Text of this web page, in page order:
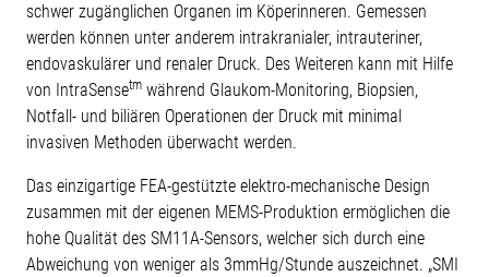
schwer zugänglichen Organen im Köperinneren. Gemessen
werden können unter anderem intrakranialer, intrauteriner,
endovaskulärer und renaler Druck. Des Weiteren kann mit Hilfe
von IntraSensetm während Glaukom-Monitoring, Biopsien,
Notfall- und biliären Operationen der Druck mit minimal
invasiven Methoden überwacht werden.
Das einzigartige FEA-gestützte elektro-mechanische Design
zusammen mit der eigenen MEMS-Produktion ermöglichen die
hohe Qualität des SM11A-Sensors, welcher sich durch eine
Abweichung von weniger als 3mmHg/Stunde auszeichnet. „SMI